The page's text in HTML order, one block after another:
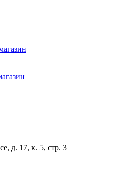
д. 17, к. 5, стр. 3